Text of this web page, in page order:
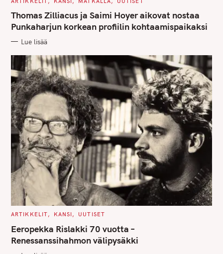
T
E
G
O
I
S
Thomas Zilliacus ja Saimi Hoyer aikovat nostaa
Punkaharjun korkean profiilin kohtaamispaikaksi
Lue lisää
C
T
E
G
O
ARTIKKELIT KANSI UUTISET
Eeropekka Rislakki 70 vuotta –
Renessanssihahmon välipysäkki